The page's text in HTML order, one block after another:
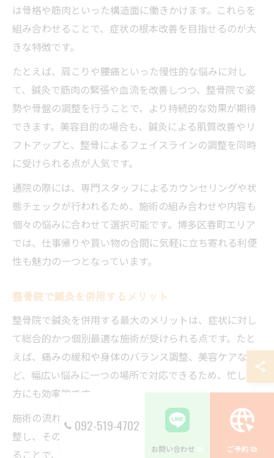
は骨格や筋肉といった構造面に働きかけます。これらを
組み合わせることで、症状の根本改善を目指せるのが大
きな特徴です。
たとえば、肩こりや腰痛といった慢性的な悩みに対し
て、鍼灸で筋肉の緊張や血流を改善しつつ、整骨院で姿
勢や骨盤の調整を行うことで、より持続的な効果が期待
できます。美容目的の場合も、鍼灸による肌質改善やリ
フトアップと、整骨によるフェイスラインの調整を同時
に受けられる点が人気です。
通院の際には、専門スタッフによるカウンセリングや状
態チェックが行われるため、施術の組み合わせや内容も
個々の悩みに合わせて選択可能です。博多区春町エリア
では、仕事帰りや買い物の合間に気軽に立ち寄れる利便
性も魅力の一つとなっています。
整骨院で鍼灸を併用するメリット
整骨院で鍼灸を併用する最大のメリットは、症状に対し
て総合的かつ個別最適な施術が受けられる点です。たと
えば、痛みの緩和や身体のバランス調整、美容ケアな
ど、幅広い悩みに一つの場所で対応できるため、忙しい
方にも効率的です。
施術の流れとしては、まず整骨で骨格や関節の歪みを調
整し、その後に鍼灸で筋肉や経絡へのアプローチを加え
ることで、相乗効果が生まれやすくなります。これによ
092-519-4702
お問い合わせ ご予約